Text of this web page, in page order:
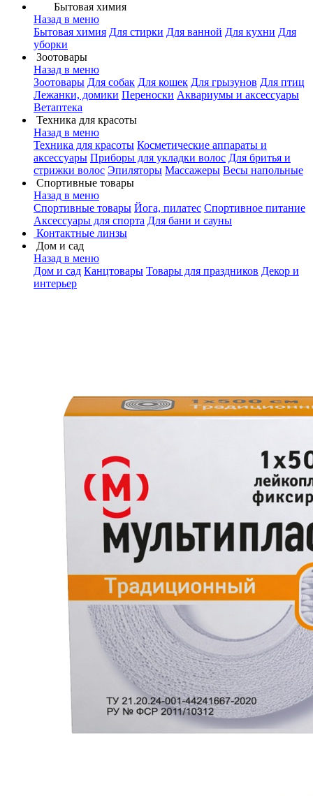
Бытовая химия
Назад в меню
Бытовая химия Для стирки Для ванной Для кухни Для
уборки
Зоотовары
Назад в меню
Зоотовары Для собак Для кошек Для грызунов Для птиц
Лежанки, домики Переноски Аквариумы и аксессуары
Ветаптека
Техника для красоты
Назад в меню
Техника для красоты Косметические аппараты и
аксессуары Приборы для укладки волос Для бритья и
стрижки волос Эпиляторы Массажеры Весы напольные
Спортивные товары
Назад в меню
Спортивные товары Йога, пилатес Спортивное питание
Аксессуары для спорта Для бани и сауны
Контактные линзы
Дом и сад
Назад в меню
Дом и сад Канцтовары Товары для праздников Декор и
интерьер